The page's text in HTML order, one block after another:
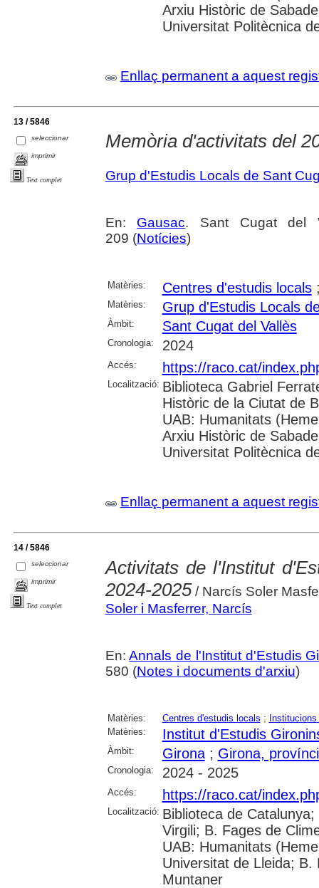
Arxiu Històric de
Universitat Politècnica
Enllaç permanent a aquest
13 / 5846
seleccionar
imprimir
Text complet
Memòria d'activitats del
Grup d'Estudis Locals de Sant
En: Gausac. Sant Cugat del
209 (Notícies)
Matèries: Centres d'estudis locals
Matèries: Grup d'Estudis Locals
Àmbit: Sant Cugat del Vallès
Cronologia: 2024
Accés: https://raco.cat/
Localització: Biblioteca Gabriel
Històric de la Ciutat de
UAB: Humanitats
Arxiu Històric de
Universitat Politècnica
Enllaç permanent a aquest
14 / 5846
seleccionar
imprimir
Text complet
Activitats de l'Institut
2024-2025/ Narcís Soler
Soler i Masferrer, Narcís
En:Annals de l'Institut d'Estudis
580 (Notes i documents d'arxiu)
Matèries: Centres d'estudis locals ;
Matèries:
Institut d'Estudis
Àmbit: Girona; Girona,
Cronologia: 2024 - 2025
Accés: https://raco.cat/
Localització: Biblioteca de
Virgili; B. Fages de
UAB: Humanitats
Universitat de Lleida;
Muntaner